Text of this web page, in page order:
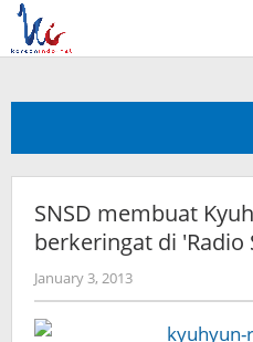
Skip
content
SNSD membuat
berkeringat di ′Radio
January 3, 2013by
Koreanindo